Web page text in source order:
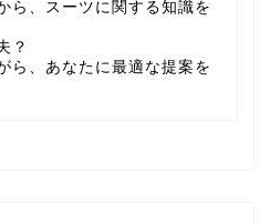
ら、スーツに関する知識を
？
ら、あなたに最適な提案を